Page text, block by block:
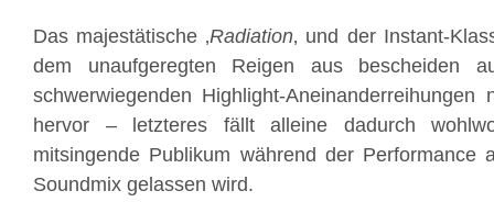
Das majestätische ‚Radiation‚ und der Instant-
dem unaufgeregten Reigen aus bescheiden
schwerwiegenden Highlight-Aneinanderreihungen
hervor – letzteres fällt alleine dadurch
mitsingende Publikum während der Performance
Soundmix gelassen wird.